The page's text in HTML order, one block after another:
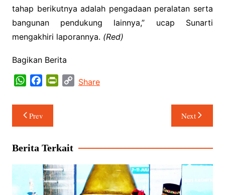
tahap berikutnya adalah pengadaan peralatan serta
bangunan pendukung lainnya,” ucap Sunarti
mengakhiri laporannya. (Red)
Bagikan Berita
W
a
t
s
p
p
c
e
b
o
k
r
i
e
n
C
k
Share
Navigasi
pos
Prev Next
Berita Terkait